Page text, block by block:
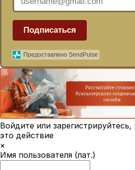
Подписаться
Предоставлено SendPulse
Войдите или
это действие
×
Имя пользователя (лат.)